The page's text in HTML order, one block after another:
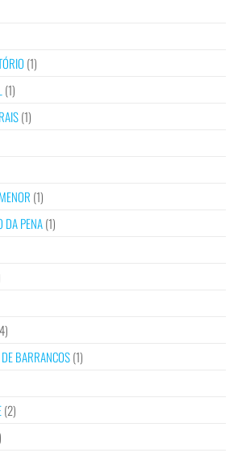
(1)
(1)
(1)
(1)
DA PENA(1)
BARRANCOS(1)
(2)